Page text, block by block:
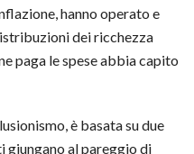
hanno operato e
dei ricchezza
paga le spese abbia capito
è basata su due
al pareggio di